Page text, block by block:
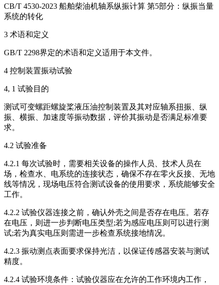
CB/T 4530-2023 船舶柴油机轴系纵振计算 第5部分：纵振当量
系统的转化
3 术语和定义
GB/T 2298界定的术语和定义适用于本文件。
4 控制装置振动试验
4, 1 试验目的
测试可变螺距螺旋桨液压油控制装置及其对应轴系扭振、纵
振、横振、加速度等振动数据，评价其振动是否满足标准要
求。
4.2 试验准备
4.2.1 每次试验时，需要相关设备的操作人员、技术人员在
场，检查水、电系统的连接状态，确保不存在零火反接、无地
线等情况，现场电压符合测试设备的使用要求，系统能够安全
工作。
4.2.2 试验仪器连接之前，确认外壳之间是否存在电压。若存
在电压，则进一步判断电压类型;若为感应电压则可以进行测
试;若为真实电压则需进一步检查系统接地情况。
4.2.3 振动测点表面要求保持光洁，以保证传感器安装与测试
精度。
4.2.4 试验环境条件：试验仪器应在允许的工作环境内工作，